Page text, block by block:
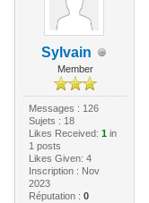
Sylvain
Member
Messages : 126
Sujets : 18
Likes Received: 1in
1 posts
Likes Given: 4
Inscription : Nov
2023
Réputation : 0